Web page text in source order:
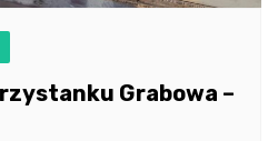
Grabowa –